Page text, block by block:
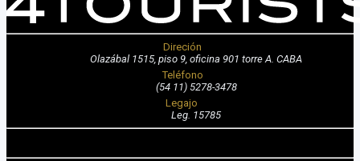
Direción
Olazábal 1515, piso 9, oficina 901 torre A. CABA
Teléfono
(54 11) 5278-3478
Legajo
Leg. 15785